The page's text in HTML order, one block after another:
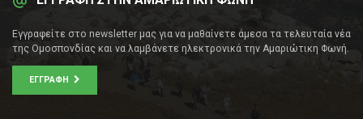
Εγγραφείτε στο newsletter μας για να μαθαίνετε άμεσα τα τελευταία νέα
της Ομοσπονδίας και να λαμβάνετε ηλεκτρονικά την Αμαριώτικη Φωνή.
ΕΓΓΡΑΦΉ